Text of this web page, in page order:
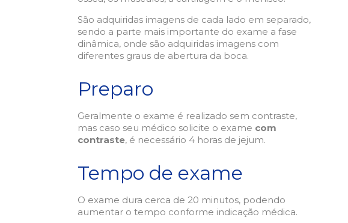
São adquiridas imagens de cada lado em separado,
sendo a parte mais importante do exame a fase
dinâmica, onde são adquiridas imagens com
diferentes graus de abertura da boca.
Preparo
Geralmente o exame é realizado sem contraste,
mas caso seu médico solicite o exame com
contraste, é necessário 4 horas de jejum.
Tempo de exame
O exame dura cerca de 20 minutos, podendo
aumentar o tempo conforme indicação médica.